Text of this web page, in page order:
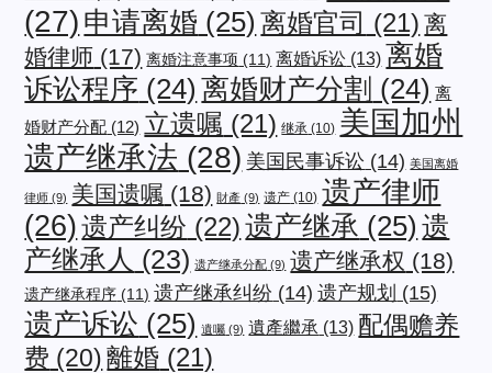
(27) 申请离婚 (25) 离婚官司 (21) 离
婚律师 (17) 离婚注意事项 (11) 离婚诉讼 (13) 离婚
诉讼程序 (24) 离婚财产分割 (24) 离
婚财产分配 (12) 立遗嘱 (21) 继承 (10) 美国加州
遗产继承法 (28) 美国民事诉讼 (14) 美国离婚
律师 (9) 美国遗嘱 (18) 財產 (9) 遗产 (10) 遗产律师
(26) 遗产纠纷 (22) 遗产继承 (25) 遗
产继承人 (23) 遗产继承分配 (9) 遗产继承权 (18)
遗产继承程序 (11) 遗产继承纠纷 (14) 遗产规划 (15)
遗产诉讼 (25) 遺囑 (9) 遺產繼承 (13) 配偶赡养
费 (20) 離婚 (21)